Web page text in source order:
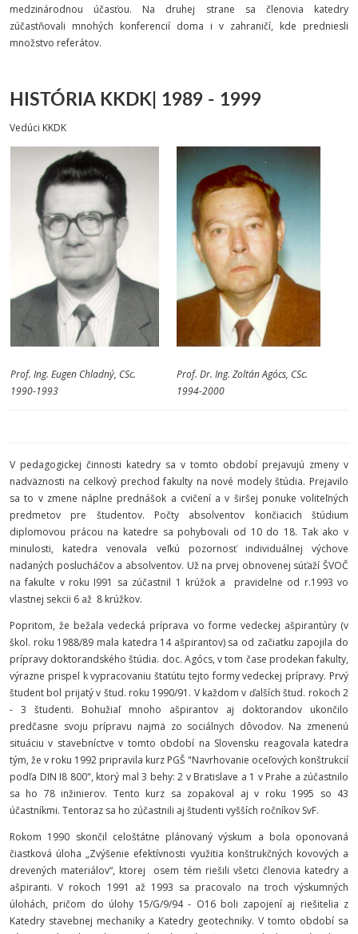
medzinárodnou účasťou. Na druhej strane sa členovia katedry
zúčastňovali mnohých konferencií doma i v zahraničí, kde predniesli
množstvo referátov.
HISTÓRIA KKDK| 1989 - 1999
Vedúci KKDK
Prof. Ing. Eugen Chladný, CSc.
1990-1993
Prof. Dr. Ing. Zoltán Agócs, CSc.
1994-2000
V pedagogickej činnosti katedry sa v tomto období prejavujú zmeny v
nadväznosti na celkový prechod fakulty na nové modely štúdia. Prejavilo
sa to v zmene náplne prednášok a cvičení a v širšej ponuke voliteľných
predmetov pre študentov. Počty absolventov končiacich štúdium
diplomovou prácou na katedre sa pohybovali od 10 do 18. Tak ako v
minulosti, katedra venovala veľkú pozornosť individuálnej výchove
nadaných poslucháčov a absolventov. Už na prvej obnovenej súťaží ŠVOČ
na fakulte v roku I991 sa zúčastnil 1 krúžok a pravidelne od r.1993 vo
vlastnej sekcii 6 až 8 krúžkov.
Popritom, že bežala vedecká príprava vo forme vedeckej ašpirantúry (v
škol. roku 1988/89 mala katedra 14 ašpirantov) sa od začiatku zapojila do
prípravy doktorandského štúdia. doc. Agócs, v tom čase prodekan fakulty,
výrazne prispel k vypracovaniu štatútu tejto formy vedeckej prípravy. Prvý
študent bol prijatý v štud. roku 1990/91. V každom v ďalších štud. rokoch 2
- 3 študenti. Bohužiaľ mnoho ašpirantov aj doktorandov ukončilo
predčasne svoju prípravu najmä zo sociálnych dôvodov. Na zmenenú
situáciu v stavebníctve v tomto období na Slovensku reagovala katedra
tým, že v roku 1992 pripravila kurz PGŠ "Navrhovanie oceľových konštrukcií
podľa DIN I8 800", ktorý mal 3 behy: 2 v Bratislave a 1 v Prahe a zúčastnilo
sa ho 78 inžinierov. Tento kurz sa zopakoval aj v roku 1995 so 43
účastníkmi. Tentoraz sa ho zúčastnili aj študenti vyšších ročníkov SvF.
Rokom 1990 skončil celoštátne plánovaný výskum a bola oponovaná
čiastková úloha „Zvýšenie efektívnosti využitia konštrukčných kovových a
drevených materiálov“, ktorej osem tém riešili všetci členovia katedry a
ašpiranti. V rokoch 1991 až 1993 sa pracovalo na troch výskumných
úlohách, pričom do úlohy 15/G/9/94 - O16 boli zapojení aj riešitelia z
Katedry stavebnej mechaniky a Katedry geotechniky. V tomto období sa